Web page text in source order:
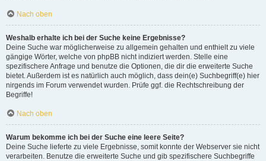
Nach oben
Weshalb erhalte ich bei der Suche keine Ergebnisse?
Deine Suche war möglicherweise zu allgemein gehalten und enthielt zu viele
gängige Wörter, welche von phpBB nicht indiziert werden. Stelle eine
spezifischere Anfrage und benutze die Optionen, die dir die erweiterte Suche
bietet. Außerdem ist es natürlich auch möglich, dass dein(e) Suchbegriff(e) hier
nirgends im Forum verwendet wurden. Prüfe ggf. die Rechtschreibung der
Begriffe!
Nach oben
Warum bekomme ich bei der Suche eine leere Seite?
Deine Suche lieferte zu viele Ergebnisse, somit konnte der Webserver sie nicht
verarbeiten. Benutze die erweiterte Suche und gib spezifischere Suchbegriffe